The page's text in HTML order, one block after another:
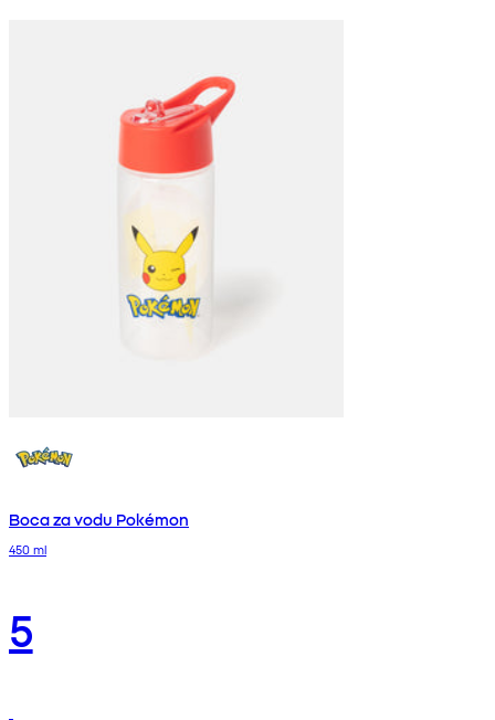
Boca za vodu Pokémon
450 ml
5